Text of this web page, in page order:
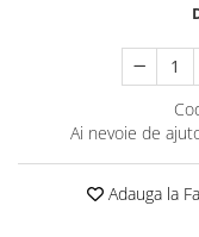
Ai nevoie de
Adauga la